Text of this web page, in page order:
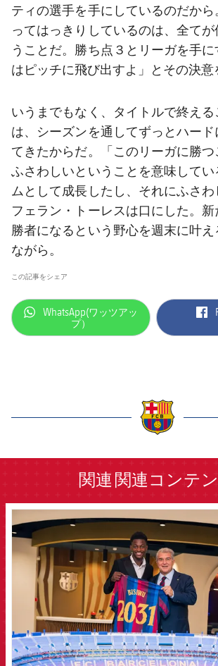
ティの選手を手にしているのだから
ってはっきりしているのは、全て
うことだ。勝ち点３とリーガを手
はピッチに飛び出すよ」とその決意
いうまでもなく、タイトルで終え
は、シーズンを通してずっとハー
てきたからだ。「このリーガに勝
ふさわしいということを意味して
ムとして成長したし、それにふさわ
フェラン・トーレスは口にした。
勝者になるという野心を週末に叶
ながら。
この記事をシェア
label.aria.whatsapp
WhatsApp(ワッツアッ
プ）
関連 関連コンテ
FCB Barcelona